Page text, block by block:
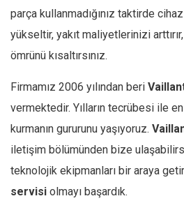
parça kullanmadığınız taktirde
yükseltir, yakıt maliyetlerinizi
ömrünü kısaltırsınız.
Firmamız 2006 yılından beri
vermektedir. Yılların tecrübesi ile
kurmanın gururunu yaşıyoruz.
iletişim bölümünden bize
teknolojik ekipmanları bir araya
servisi olmayı başardık.